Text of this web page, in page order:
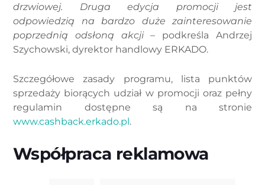
drzwiowej. Druga edycja promocji jest
odpowiedzią na bardzo duże zainteresowanie
poprzednią odsłoną akcji– podkreśla Andrzej
Szychowski, dyrektor handlowy ERKADO.
Szczegółowe zasady programu, lista punktów
sprzedaży biorących udział w promocji oraz pełny
regulamin dostępne są na stronie
www.cashback.erkado.pl.
Współpraca reklamowa